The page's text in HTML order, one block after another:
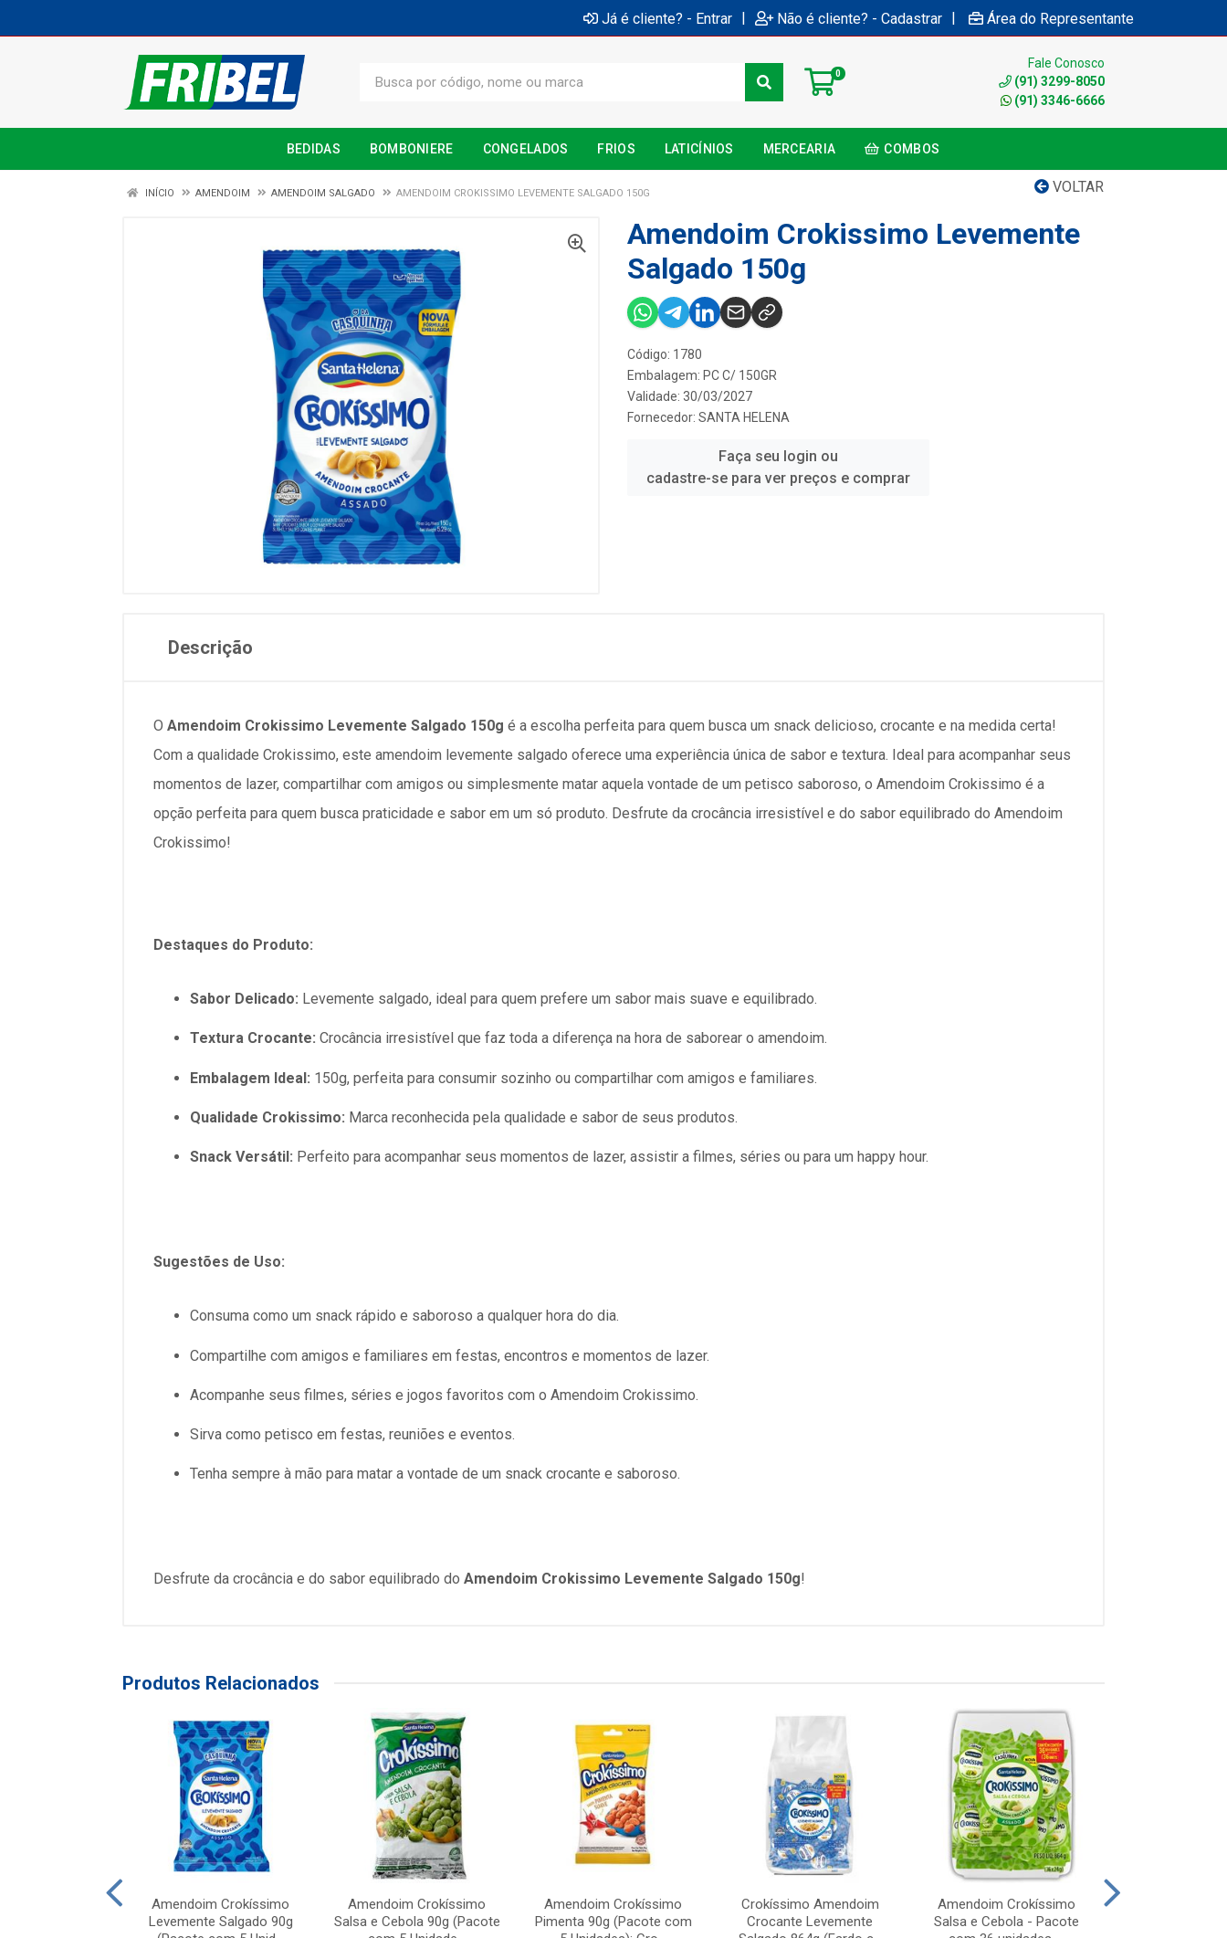
Já é cliente? - Entrar | Não é cliente? - Cadastrar | Área do Representante
0
Fale Conosco
(91) 3299-8050
(91) 3346-6666
BEDIDAS BOMBONIERE CONGELADOS FRIOS LATICÍNIOS MERCEARIA COMBOS
VOLTAR
INÍCIO AMENDOIM AMENDOIM SALGADO AMENDOIM CROKISSIMO LEVEMENTE SALGADO 150G
Amendoim Crokissimo Levemente
Salgado 150g
Código: 1780
Embalagem: PC C/ 150GR
Validade: 30/03/2027
Fornecedor: SANTA HELENA
Faça seu login ou
cadastre-se para ver preços e comprar
Descrição
O Amendoim Crokissimo Levemente Salgado 150g é a escolha perfeita para quem busca um snack delicioso, crocante e na medida certa!
Com a qualidade Crokissimo, este amendoim levemente salgado oferece uma experiência única de sabor e textura. Ideal para acompanhar seus
momentos de lazer, compartilhar com amigos ou simplesmente matar aquela vontade de um petisco saboroso, o Amendoim Crokissimo é a
opção perfeita para quem busca praticidade e sabor em um só produto. Desfrute da crocância irresistível e do sabor equilibrado do Amendoim
Crokissimo!
Destaques do Produto:
Sabor Delicado: Levemente salgado, ideal para quem prefere um sabor mais suave e equilibrado.
Textura Crocante: Crocância irresistível que faz toda a diferença na hora de saborear o amendoim.
Embalagem Ideal: 150g, perfeita para consumir sozinho ou compartilhar com amigos e familiares.
Qualidade Crokissimo: Marca reconhecida pela qualidade e sabor de seus produtos.
Snack Versátil: Perfeito para acompanhar seus momentos de lazer, assistir a filmes, séries ou para um happy hour.
Sugestões de Uso:
Consuma como um snack rápido e saboroso a qualquer hora do dia.
Compartilhe com amigos e familiares em festas, encontros e momentos de lazer.
Acompanhe seus filmes, séries e jogos favoritos com o Amendoim Crokissimo.
Sirva como petisco em festas, reuniões e eventos.
Tenha sempre à mão para matar a vontade de um snack crocante e saboroso.
Desfrute da crocância e do sabor equilibrado do Amendoim Crokissimo Levemente Salgado 150g!
Produtos Relacionados
Amendoim Crokíssimo
Levemente Salgado 90g
Amendoim Crokíssimo
Salsa e Cebola 90g (Pacote
Amendoim Crokíssimo
Pimenta 90g (Pacote com
Crokíssimo Amendoim
Crocante Levemente
Amendoim Crokíssimo
Salsa e Cebola - Pacote